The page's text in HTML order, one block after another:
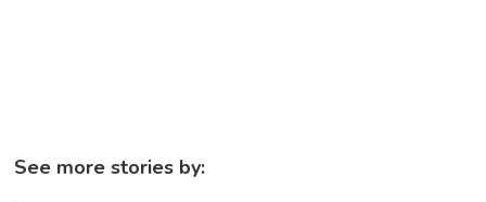
See more stories by: